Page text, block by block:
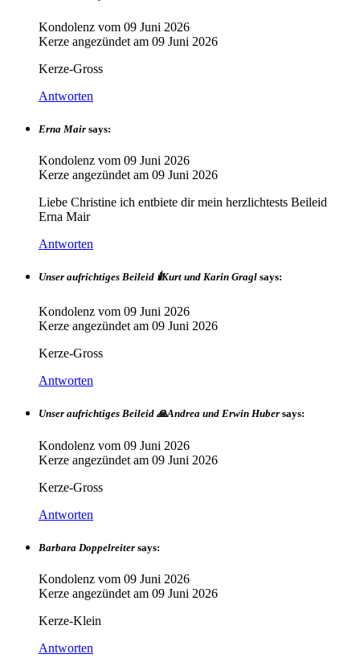
Kondolenz vom 09 Juni 2026
Kerze angezündet am 09 Juni 2026
Kerze-Gross
Antworten
Erna Mair says:
Kondolenz vom 09 Juni 2026
Kerze angezündet am 09 Juni 2026
Liebe Christine ich entbiete dir mein herzlichtests Beileid
Erna Mair
Antworten
Unser aufrichtiges Beileid 🕯️Kurt und Karin Gragl says:
Kondolenz vom 09 Juni 2026
Kerze angezündet am 09 Juni 2026
Kerze-Gross
Antworten
Unser aufrichtiges Beileid 🙏Andrea und Erwin Huber says:
Kondolenz vom 09 Juni 2026
Kerze angezündet am 09 Juni 2026
Kerze-Gross
Antworten
Barbara Doppelreiter says:
Kondolenz vom 09 Juni 2026
Kerze angezündet am 09 Juni 2026
Kerze-Klein
Antworten